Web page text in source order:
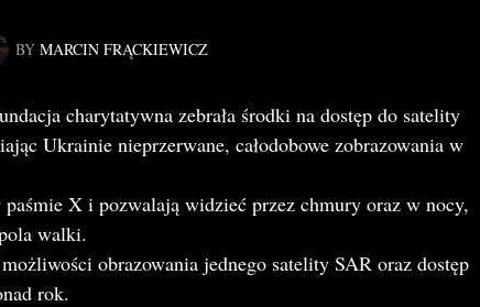
BY MARCIN FRĄCKIEWICZ
charytatywna zebrała środki na dostęp do satelity
Ukrainie nieprzerwane, całodobowe zobrazowania w
X i pozwalają widzieć przez chmury oraz w nocy,
walki.
obrazowania jednego satelity SAR oraz dostęp
rok.